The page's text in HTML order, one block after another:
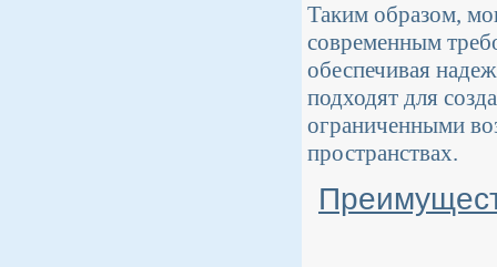
Таким образом,
современным
обеспечивая
подходят для
ограниченными
пространствах.